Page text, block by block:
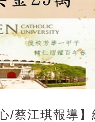
/蔡江琪報導